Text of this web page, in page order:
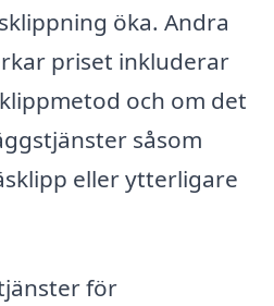
öka. Andra
priset inkluderar
och om det
såsom
eller ytterligare
för